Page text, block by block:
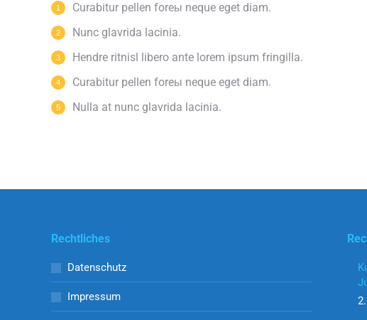
Curabitur pellen foreы neque eget diam.
Nunc glavrida lacinia.
Hendre ritnisl libero ante lorem ipsum fringilla.
Curabitur pellen foreы neque eget diam.
Nulla at nunc glavrida lacinia.
Rechtliches
Datenschutz
Impressum